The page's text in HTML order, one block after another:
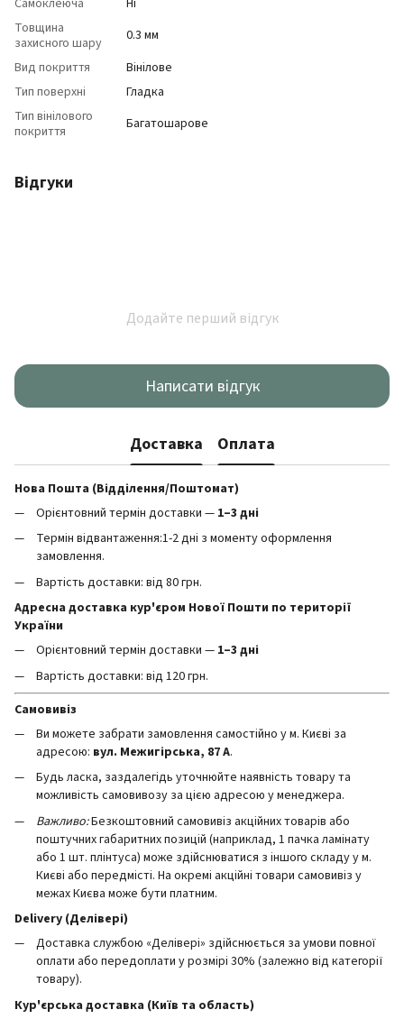
Самоклеюча
Ні
Товщина
захисного шару
0.3 мм
Вид покриття
Вінілове
Тип поверхні
Гладка
Тип вінілового
покриття
Багатошарове
Відгуки
Додайте перший відгук
Написати відгук
Доставка Оплата
Нова Пошта (Відділення/Поштомат)
Орієнтовний термін доставки — 1–3 дні
Термін відвантаження:1-2 дні з моменту оформлення
замовлення.
Вартість доставки: від 80 грн.
Адресна доставка кур'єром Нової Пошти по території
України
Орієнтовний термін доставки — 1–3 дні
Вартість доставки: від 120 грн.
Самовивіз
Ви можете забрати замовлення самостійно у м. Києві за
адресою: вул. Межигірська, 87 А.
Будь ласка, заздалегідь уточнюйте наявність товару та
можливість самовивозу за цією адресою у менеджера.
Важливо:Безкоштовний самовивіз акційних товарів або
поштучних габаритних позицій (наприклад, 1 пачка ламінату
або 1 шт. плінтуса) може здійснюватися з іншого складу у м.
Києві або передмісті. На окремі акційні товари самовивіз у
межах Києва може бути платним.
Delivery (Делівері)
Доставка службою «Делівері» здійснюється за умови повної
оплати або передоплати у розмірі 30% (залежно від категорії
товару).
Кур'єрська доставка (Київ та область)